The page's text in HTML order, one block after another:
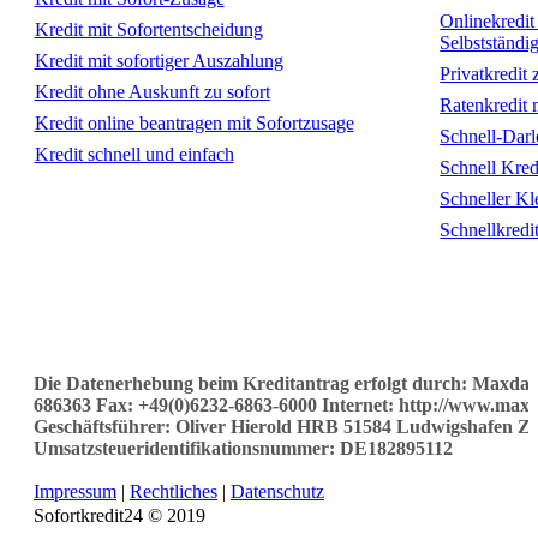
Kredit mit Sofortentscheidung
Kredit mit sofortiger Auszahlung
Kredit ohne Auskunft zu sofort
Kredit online beantragen mit Sofortzusage
Kredit schnell und einfach
Onlinekredit
Privatkredit
Ratenkredit
Schnell-
Schnell
Schneller
Die Datenerhebung beim Kreditantrag erfolgt durch: Maxda
686363 Fax: +49(0)6232-6863-6000 Internet: http://
Geschäftsführer: Oliver Hierold HRB 51584 Ludwigshafen
Umsatzsteueridentifikationsnummer: DE182895112
Impressum | Rechtliches | Datenschutz
Sofortkredit24 © 2019